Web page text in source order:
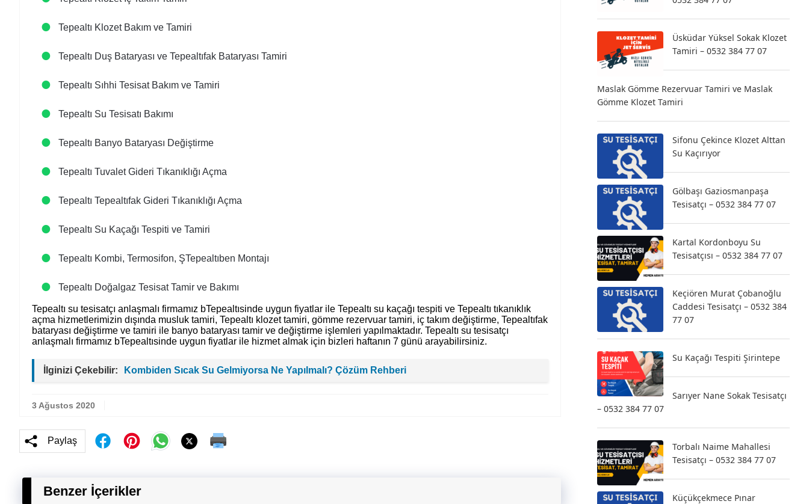
Tepealtı Klozet Bakım ve Tamiri
Tepealtı Duş Bataryası ve Tepealtıfak Bataryası Tamiri
Tepealtı Sıhhi Tesisat Bakım ve Tamiri
Tepealtı Su Tesisatı Bakımı
Tepealtı Banyo Bataryası Değiştirme
Tepealtı Tuvalet Gideri Tıkanıklığı Açma
Tepealtı Tepealtıfak Gideri Tıkanıklığı Açma
Tepealtı Su Kaçağı Tespiti ve Tamiri
Tepealtı Kombi, Termosifon, ŞTepealtıben Montajı
Tepealtı Doğalgaz Tesisat Tamir ve Bakımı
Tepealtı su tesisatçı anlaşmalı firmamız bTepealtısinde uygun fiyatlar ile Tepealtı su kaçağı tespiti ve Tepealtı tıkanıklık
açma hizmetlerimizin dışında musluk tamiri, Tepealtı klozet tamiri, gömme rezervuar tamiri, iç takım değiştirme, Tepealtıfak
bataryası değiştirme ve tamiri ile banyo bataryası tamir ve değiştirme işlemleri yapılmaktadır. Tepealtı su tesisatçı
anlaşmalı firmamız bTepealtısinde uygun fiyatlar ile hizmet almak için bizleri haftanın 7 günü arayabilirsiniz.
İlginizi Çekebilir: Kombiden Sıcak Su Gelmiyorsa Ne Yapılmalı? Çözüm Rehberi
3 Ağustos 2020
Paylaş
Benzer İçerikler
Üsküdar Yüksel Sokak Klozet
Tamiri – 0532 384 77 07
Maslak Gömme Rezervuar Tamiri ve Maslak
Gömme Klozet Tamiri
Sifonu Çekince Klozet Alttan
Su Kaçırıyor
Gölbaşı Gaziosmanpaşa
Tesisatçı – 0532 384 77 07
Kartal Kordonboyu Su
Tesisatçısı – 0532 384 77 07
Keçiören Murat Çobanoğlu
Caddesi Tesisatçı – 0532 384
77 07
Su Kaçağı Tespiti Şirintepe
Sarıyer Nane Sokak Tesisatçı
– 0532 384 77 07
Torbalı Naime Mahallesi
Tesisatçı – 0532 384 77 07
Küçükçekmece Pınar